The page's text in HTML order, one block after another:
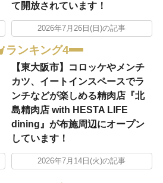
て開放されています！
2026年7月26日(日)の記事
ランキング4
【東大阪市】コロッケやメンチ
カツ、イートインスペースでラ
ンチなどが楽しめる精肉店『北
島精肉店 with HESTA LIFE
dining』が布施周辺にオープン
しています！
2026年7月14日(火)の記事